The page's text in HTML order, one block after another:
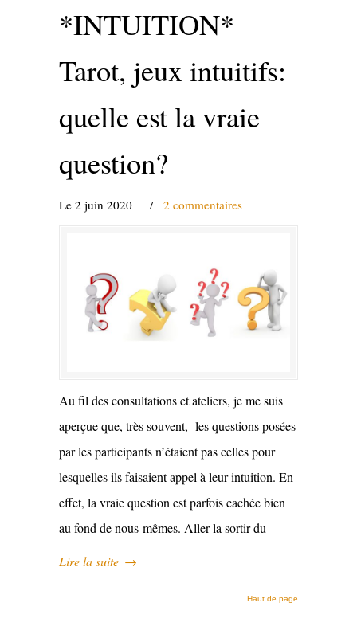
*INTUITION*
Tarot, jeux intuitifs:
quelle est la vraie
question?
Le 2 juin 2020 / 2 commentaires
Au fil des consultations et ateliers, je me suis
aperçue que, très souvent, les questions posées
par les participants n’étaient pas celles pour
lesquelles ils faisaient appel à leur intuition. En
effet, la vraie question est parfois cachée bien
au fond de nous-mêmes. Aller la sortir du
Lire la suite →
Haut de page